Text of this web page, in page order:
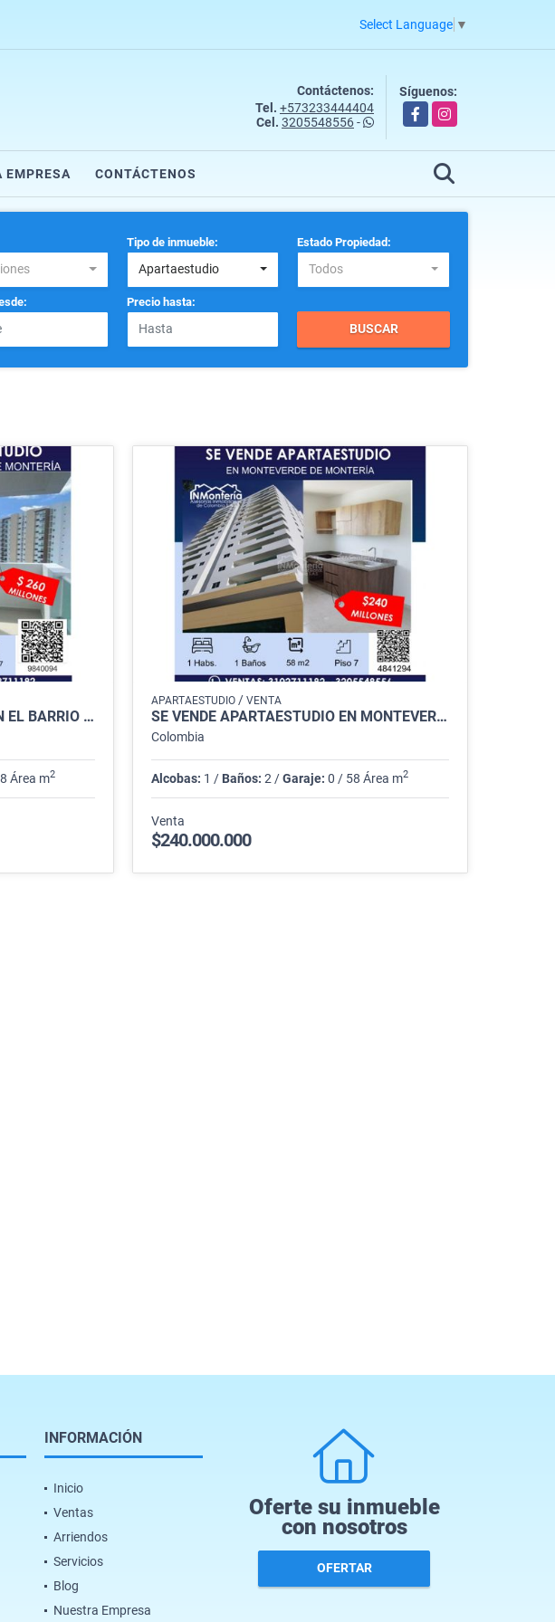
Select Language ▼
Contáctenos:
Tel. +573233444404
Cel. 3205548556-
Síguenos:
FacebookInstagram
EMPRESA CONTÁCTENOS
Tipo de inmueble:
Apartaestudio
Estado Propiedad:
Todos
Precio hasta:
BUSCAR
VENTA DE APARTAESTUDIO EN EL BARRIO MONTEVERDE DE MONTERIA.
Área m2
APARTAESTUDIO /VENTA
SE VENDE APARTAESTUDIO EN MONTEVERDE DE MONTERIA
Colombia
Alcobas: 1 / Baños: 2 /Garaje: 0 / 58 Área m2
Venta
$240.000.000
INFORMACIÓN
Inicio
Ventas
Arriendos
Servicios
Blog
Nuestra Empresa
Oferte su inmueble
con nosotros
OFERTAR